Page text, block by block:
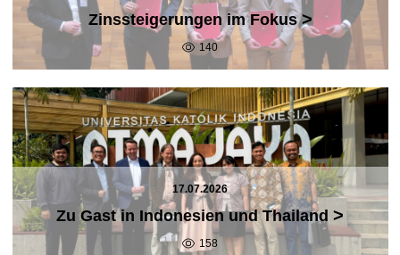
Zinssteigerungen im Fokus>
140
17.07.2026
Zu Gast in Indonesien und Thailand >
158